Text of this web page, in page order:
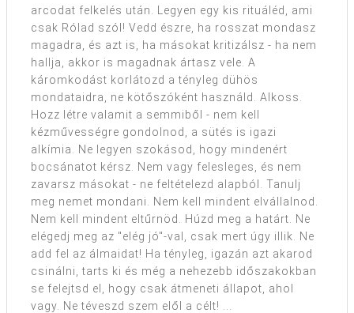
arcodat felkelés után. Legyen egy kis rituáléd, ami
csak Rólad szól! Vedd észre, ha rosszat mondasz
magadra, és azt is, ha másokat kritizálsz - ha nem
hallja, akkor is magadnak ártasz vele. A
káromkodást korlátozd a tényleg dühös
mondataidra, ne kötőszóként használd. Alkoss.
Hozz létre valamit a semmiből - nem kell
kézművességre gondolnod, a sütés is igazi
alkímia. Ne legyen szokásod, hogy mindenért
bocsánatot kérsz. Nem vagy felesleges, és nem
zavarsz másokat - ne feltételezd alapból. Tanulj
meg nemet mondani. Nem kell mindent elvállalnod.
Nem kell mindent eltűrnöd. Húzd meg a határt. Ne
elégedj meg az "elég jó"-val, csak mert úgy illik. Ne
add fel az álmaidat! Ha tényleg, igazán azt akarod
csinálni, tarts ki és még a nehezebb időszakokban
se felejtsd el, hogy csak átmeneti állapot, ahol
vagy. Ne téveszd szem elől a célt! ...